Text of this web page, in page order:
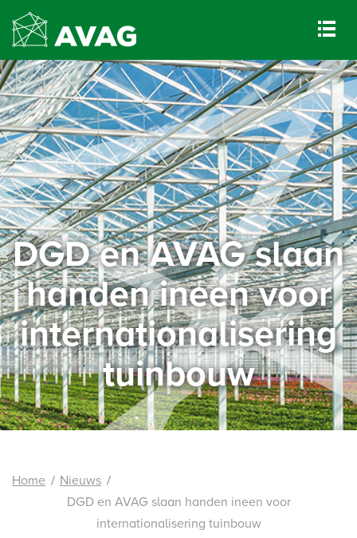
DGD en AVAG slaan
handen ineen voor
internationalisering
tuinbouw
Home
Nieuws
DGD en AVAG slaan handen ineen voor
internationalisering tuinbouw